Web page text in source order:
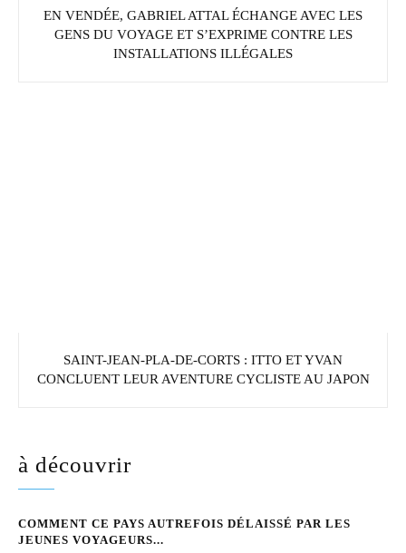
EN VENDÉE, GABRIEL ATTAL ÉCHANGE AVEC LES
GENS DU VOYAGE ET S’EXPRIME CONTRE LES
INSTALLATIONS ILLÉGALES
SAINT-JEAN-PLA-DE-CORTS : ITTO ET YVAN
CONCLUENT LEUR AVENTURE CYCLISTE AU JAPON
à découvrir
COMMENT CE PAYS AUTREFOIS DÉLAISSÉ PAR LES
JEUNES VOYAGEURS...